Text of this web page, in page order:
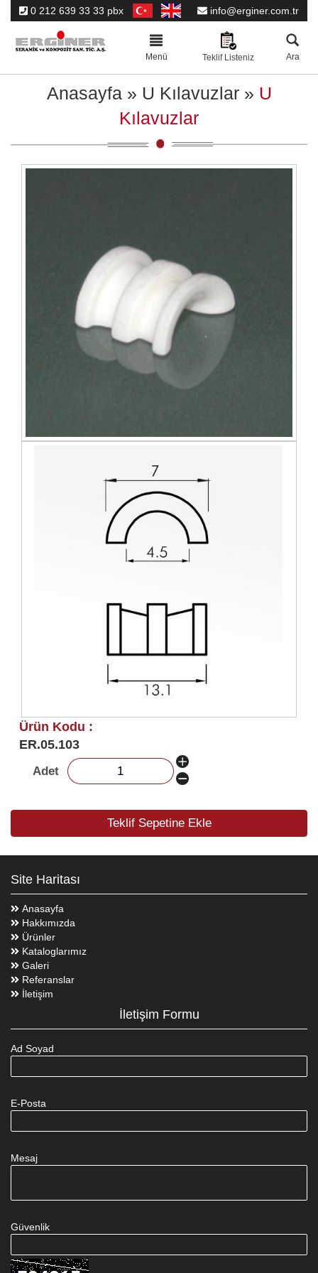
0 212 639 33 33 pbx info@erginer.com.tr
Toggle
navigation
Menü Teklif Listeniz Ara
Anasayfa» U Kılavuzlar» U
Kılavuzlar
Ürün Kodu :
ER.05.103
Adet
Teklif Sepetine Ekle
Site Haritası
Anasayfa
Hakkımızda
Ürünler
Kataloglarımız
Galeri
Referanslar
İletişim
İletişim Formu
Ad Soyad
E-Posta
Mesaj
Güvenlik